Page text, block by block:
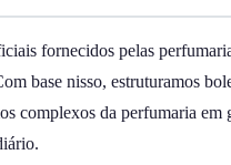
fornecidos pelas
base nisso, estruturamos
complexos da perfumaria